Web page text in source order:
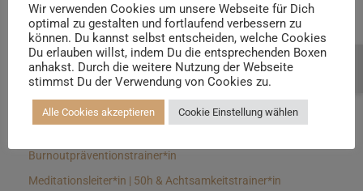
Yin Yogalehrer*in | 100 h & Faszientrainer*in
Hormon Yogalehrer*in / Yogatherapeut*in &
Stressmanagementtrainer*in | 70h
Longevitytrainer*in
Burnoutpräventionstrainer*in
Meditationsleiter*in | 50h & Achtsamkeitstrainer*in
Wir verwenden Cookies um unsere Webseite für Dich
optimal zu gestalten und fortlaufend verbessern zu
können. Du kannst selbst entscheiden, welche Cookies
Du erlauben willst, indem Du die entsprechenden Boxen
anhakst. Durch die weitere Nutzung der Webseite
stimmst Du der Verwendung von Cookies zu.
Alle Cookies akzeptieren Cookie Einstellung wählen
Beratung buchen